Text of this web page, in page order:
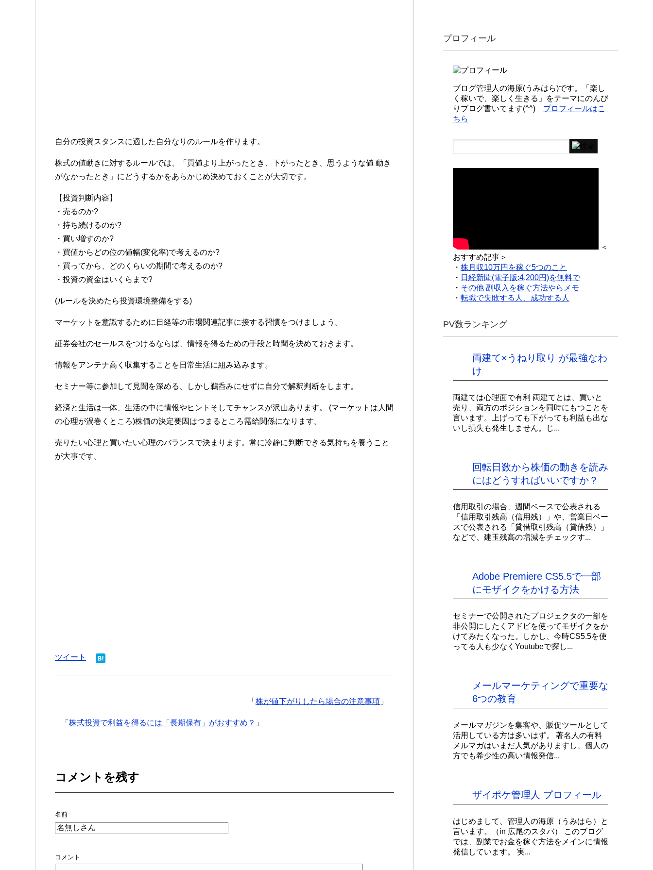
自分の投資スタンスに適した自分なりのルールを作ります。
株式の値動きに対するルールでは、「買値より上がったとき、下がったとき、思うような値 動き
がなかったとき」にどうするかをあらかじめ決めておくことが大切です。
【投資判断内容】
・売るのか?
・持ち続けるのか?
・買い増すのか?
・買値からどの位の値幅(変化率)で考えるのか?
・買ってから、どのくらいの期間で考えるのか?
・投資の資金はいくらまで?
(ルールを決めたら投資環境整備をする)
マーケットを意識するために日経等の市場関連記事に接する習慣をつけましょう。
証券会社のセールスをつけるならば、情報を得るための手段と時間を決めておきます。
情報をアンテナ高く収集することを日常生活に組み込みます。
セミナー等に参加して見聞を深める、しかし鵜呑みにせずに自分で解釈判断をします。
経済と生活は一体、生活の中に情報やヒントそしてチャンスが沢山あります。 (マーケットは人間
の心理が渦巻くところ)株価の決定要因はつまるところ需給関係になります。
売りたい心理と買いたい心理のバランスで決まります。常に冷静に判断できる気持ちを養うこと
が大事です。
ツイート
「 株が値下がりしたら場合の注意事項 」
「 株式投資で利益を得るには「長期保有」がおすすめ？ 」
コメントを残す
名前
コメント
プロフィール
ブログ管理人の海原(うみはら)です。「楽し
く稼いで、楽しく生きる」をテーマにのんび
りブログ書いてます(^^) プロフィールはこ
ちら
＜
おすすめ記事＞
・ 株月収10万円を稼ぐ5つのこと
・ 日経新聞(電子版:4,200円)を無料で
・ その他 副収入を稼ぐ方法やらメモ
・ 転職で失敗する人、成功する人
PV数ランキング
両建て×うねり取り が最強なわ
け
両建ては心理面で有利 両建てとは、買いと
売り、両方のポジションを同時にもつことを
言います。上げっても下がっても利益も出な
いし損失も発生しません。じ...
回転日数から株価の動きを読み
にはどうすればいいですか？
信用取引の場合、週間ベースで公表される
「信用取引残高（信用残）」や、営業日ベー
スで公表される「貸借取引残高（貸借残）」
などで、建玉残高の増減をチェックす...
Adobe Premiere CS5.5で一部
にモザイクをかける方法
セミナーで公開されたプロジェクタの一部を
非公開にしたくアドビを使ってモザイクをか
けてみたくなった。しかし、今時CS5.5を使
ってる人も少なくYoutubeで探し...
メールマーケティングで重要な
6つの教育
メールマガジンを集客や、販促ツールとして
活用している方は多いはず。 著名人の有料
メルマガはいまだ人気がありますし、個人の
方でも希少性の高い情報発信...
ザイポケ管理人 プロフィール
はじめまして、管理人の海原（うみはら）と
言います。（in 広尾のスタバ） このブログ
では、副業でお金を稼ぐ方法をメインに情報
発信しています。 実...